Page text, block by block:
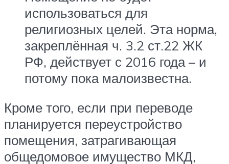
использоваться для
религиозных целей. Эта норма,
закреплённая ч. 3.2 ст.22 ЖК
РФ, действует с 2016 года – и
потому пока малоизвестна.
Кроме того, если при переводе
планируется переустройство
помещения, затрагивающая
общедомовое имущество МКД,